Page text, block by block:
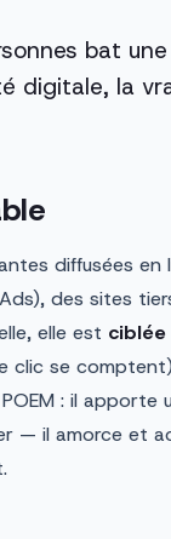
bat une
digitale, la
diffusées en
des sites
elle est ciblée
clic se
: il apporte
— il amorce et